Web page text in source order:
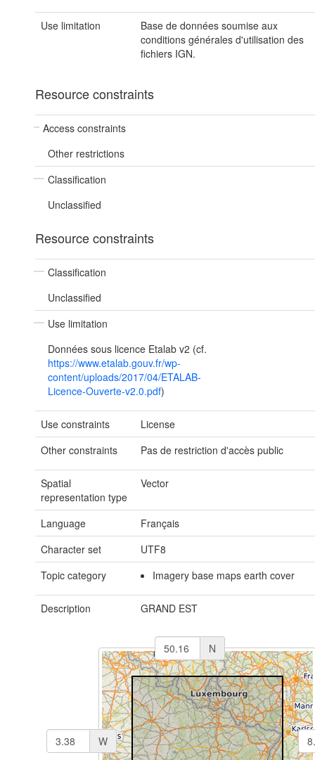
Use limitation
Base de données soumise aux
conditions générales d'utilisation des
fichiers IGN.
Resource constraints
Access constraints
Other restrictions
Classification
Unclassified
Resource constraints
Classification
Unclassified
Use limitation
Données sous licence Etalab v2 (cf.
https://www.etalab.gouv.fr/wp-
content/uploads/2017/04/ETALAB-
Licence-Ouverte-v2.0.pdf)
Use constraints
License
Other constraints
Pas de restriction d'accès public
Spatial
representation type
Vector
Language
Français
Character set
UTF8
Topic category
Imagery base maps earth cover
Description GRAND EST
N
W